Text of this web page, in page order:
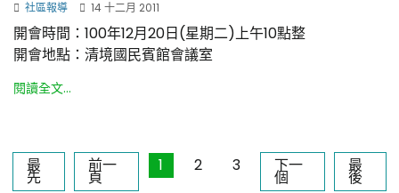
社區報導 14 十二月 2011
開會時間：100年12月20日(星期二)上午10點整
開會地點：清境國民賓館會議室
閱讀全文...
最
先
前一
頁
1 2 3 下一
個
最
後